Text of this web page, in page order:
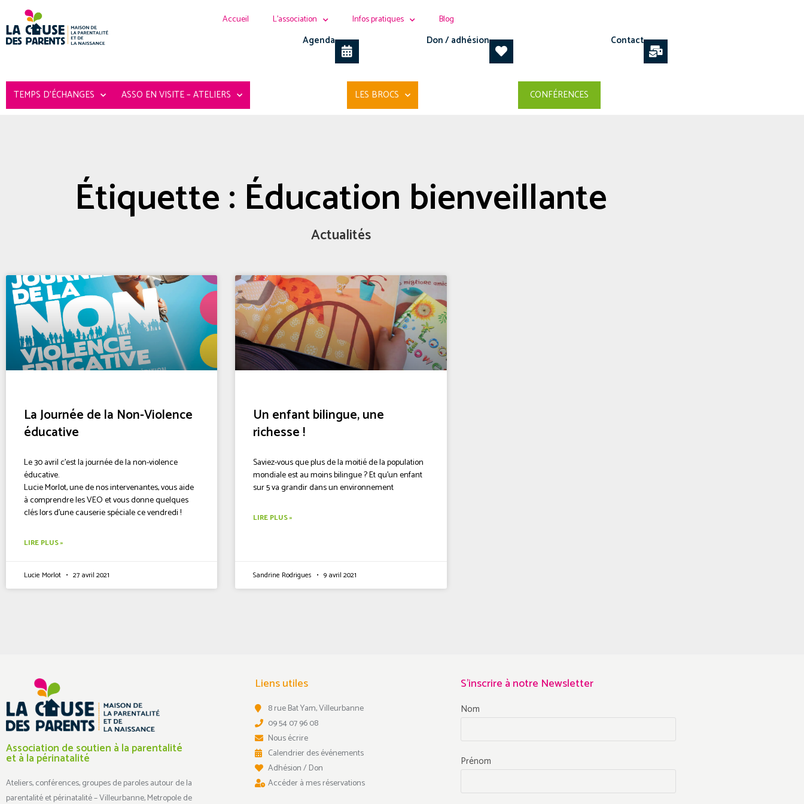
Accueil L’association Infos pratiques Blog
Agenda Don / adhésion Contact
TEMPS D’ÉCHANGES ASSO EN VISITE – ATELIERS LES BROCS CONFÉRENCES
Étiquette : Éducation bienveillante
Actualités
La Journée de la Non-Violence
éducative
Le 30 avril c’est la journée de la non-violence
éducative.
Lucie Morlot, une de nos intervenantes, vous aide
à comprendre les VEO et vous donne quelques
clés lors d’une causerie spéciale ce vendredi !
LIRE PLUS »
Lucie Morlot 27 avril 2021
Un enfant bilingue, une
richesse !
Saviez-vous que plus de la moitié de la population
mondiale est au moins bilingue ? Et qu’un enfant
sur 5 va grandir dans un environnement
LIRE PLUS »
Sandrine Rodrigues 9 avril 2021
Association de soutien à la parentalité
et à la périnatalité
Ateliers, conférences, groupes de paroles autour de la
parentalité et périnatalité – Villeurbanne, Metropole de
Liens utiles
8 rue Bat Yam, Villeurbanne
09 54 07 96 08
Nous écrire
Calendrier des événements
Adhésion / Don
Accéder à mes réservations
S'inscrire à notre Newsletter
Nom
Prénom